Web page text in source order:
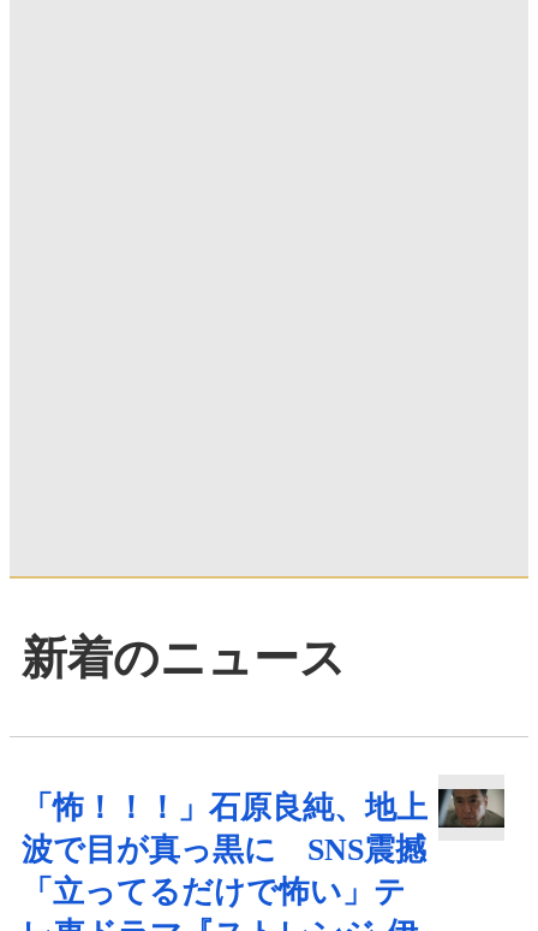
新着のニュース
「怖！！！」石原良純、地上
波で目が真っ黒に SNS震撼
「立ってるだけで怖い」テ